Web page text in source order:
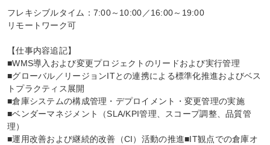
フレキシブルタイム：7:00～10:00／16:00～19:00
リモートワーク可
【仕事内容追記】
■WMS導入および変更プロジェクトのリードおよび実行管理
■グローバル／リージョンITとの連携による標準化推進およびベス
トプラクティス展開
■倉庫システムの構成管理・デプロイメント・変更管理の実施
■ベンダーマネジメント（SLA/KPI管理、スコープ調整、品質管
理）
■運用改善および継続的改善（CI）活動の推進■IT観点での倉庫オ